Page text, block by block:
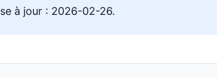
à jour : 2026-02-26.